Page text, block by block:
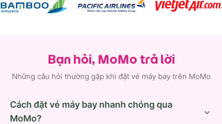
Bạn hỏi, MoMo trả lời
Những câu hỏi thường gặp khi đặt vé máy bay trên MoMo
Cách đặt vé máy bay nhanh chóng qua
MoMo?